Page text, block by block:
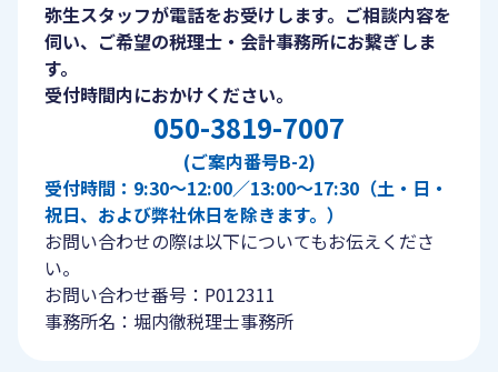
弥生スタッフが電話をお受けします。ご相談内容を
伺い、ご希望の税理士・会計事務所にお繋ぎしま
す。
受付時間内におかけください。
050-3819-7007
(ご案内番号B-2)
受付時間：9:30〜12:00／13:00〜17:30（土・日・
祝日、および弊社休日を除きます。）
お問い合わせの際は以下についてもお伝えくださ
い。
お問い合わせ番号：P012311
事務所名：堀内徹税理士事務所